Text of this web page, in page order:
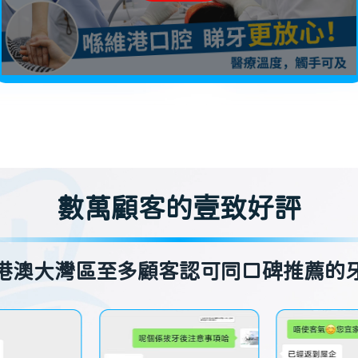
數萬顧客的壹致好評
澳大灣區至多顧客認可同口碑推薦的